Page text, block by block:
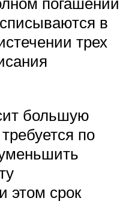
в
трех
большую
по
этом срок